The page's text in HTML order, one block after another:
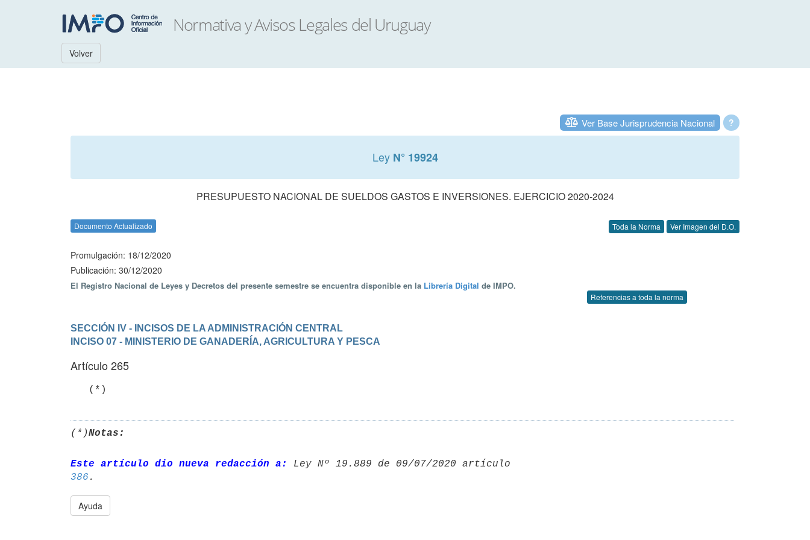
Volver
?
Ver Base Jurisprudencia Nacional
Ley N° 19924
PRESUPUESTO NACIONAL DE SUELDOS GASTOS E INVERSIONES. EJERCICIO 2020-2024
Documento Actualizado Toda la Norma Ver Imagen del D.O.
Promulgación: 18/12/2020
Publicación: 30/12/2020
El Registro Nacional de Leyes y Decretos del presente semestre se encuentra disponible en la Librería Digital de IMPO.
Referencias a toda la norma
SECCIÓN IV - INCISOS DE LA ADMINISTRACIÓN CENTRAL
INCISO 07 - MINISTERIO DE GANADERÍA, AGRICULTURA Y PESCA
Artículo 265
   (*)
(*)Notas:
Este artículo dio nueva redacción a:
386
Ayuda